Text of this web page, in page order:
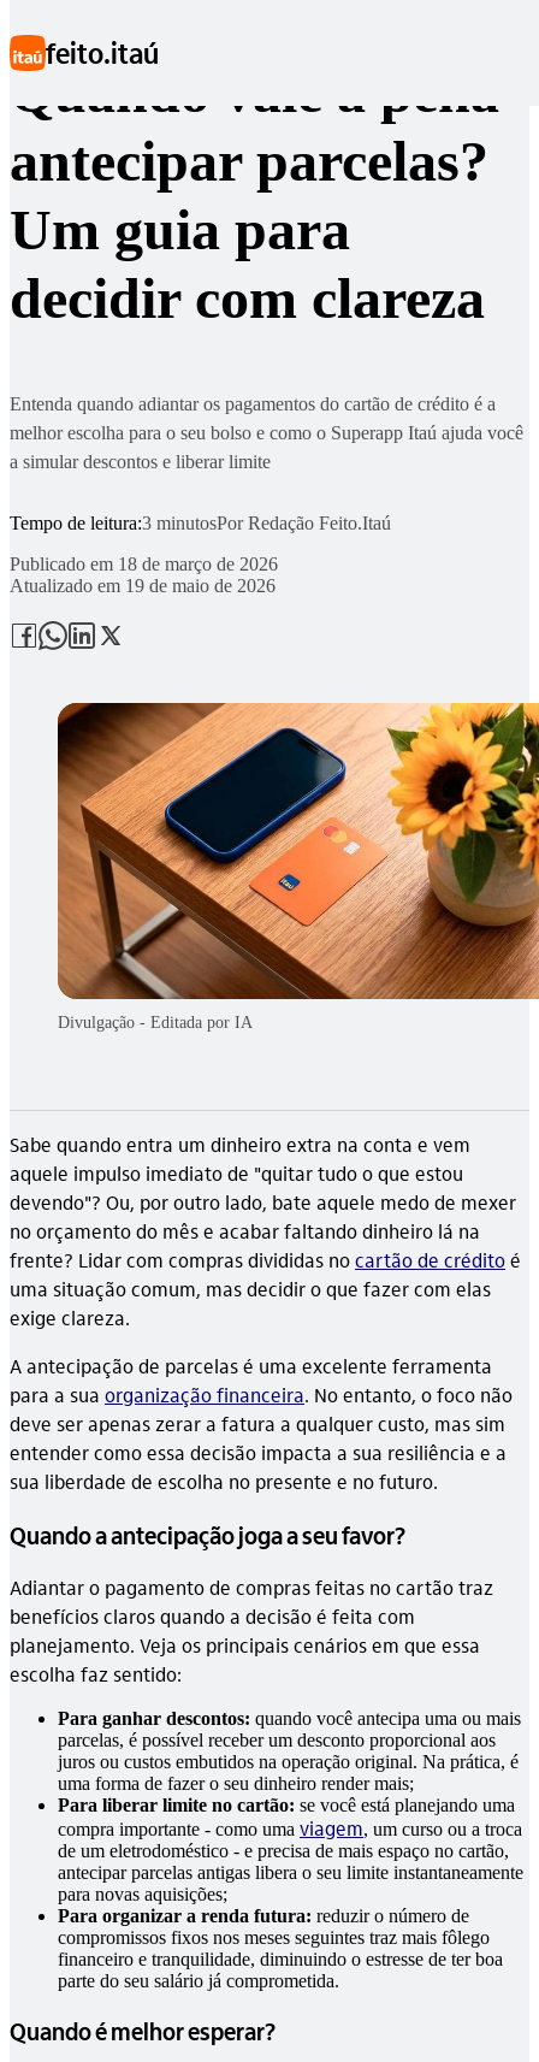
feito.itaú
Quando vale a pena
antecipar parcelas?
Um guia para
decidir com clareza
Entenda quando adiantar os pagamentos do cartão de crédito é a
melhor escolha para o seu bolso e como o Superapp Itaú ajuda você
a simular descontos e liberar limite
Tempo de leitura:3 minutosPorRedação Feito.Itaú
Publicado em 18 de março de 2026
Atualizado em 19 de maio de 2026
Divulgação - Editada por IA
Sabe quando entra um dinheiro extra na conta e vem
aquele impulso imediato de "quitar tudo o que estou
devendo"? Ou, por outro lado, bate aquele medo de mexer
no orçamento do mês e acabar faltando dinheiro lá na
frente? Lidar com compras divididas nocartão de créditoé
uma situação comum, mas decidir o que fazer com elas
exige clareza.
A antecipação de parcelas é uma excelente ferramenta
para a sua organização financeira. No entanto, o foco não
deve ser apenas zerar a fatura a qualquer custo, mas sim
entender como essa decisão impacta a sua resiliência e a
sua liberdade de escolha no presente e no futuro.
Quando a antecipação joga a seu favor?
Adiantar o pagamento de compras feitas no cartão traz
benefícios claros quando a decisão é feita com
planejamento. Veja os principais cenários em que essa
escolha faz sentido:
Para ganhar descontos: quando você antecipa uma ou mais
parcelas, é possível receber um desconto proporcional aos
juros ou custos embutidos na operação original. Na prática, é
uma forma de fazer o seu dinheiro render mais;
Para liberar limite no cartão: se você está planejando uma
compra importante - como uma viagem, um curso ou a troca
de um eletrodoméstico - e precisa de mais espaço no cartão,
antecipar parcelas antigas libera o seu limite instantaneamente
para novas aquisições;
Para organizar a renda futura: reduzir o número de
compromissos fixos nos meses seguintes traz mais fôlego
financeiro e tranquilidade, diminuindo o estresse de ter boa
parte do seu salário já comprometida.
Quando é melhor esperar?